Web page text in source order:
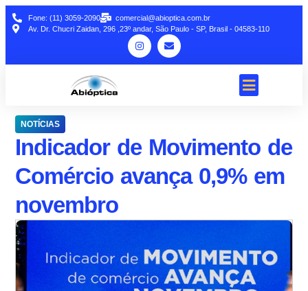
Fone: (11) 3059-2090
comercial@abioptica.com.br
Av. Dr. Chucri Zaidan, 296 ,23º andar, São Paulo - SP, Brasil - 04583-110
NOTÍCIAS
Indicador de Movimento de
Comércio avança 0,9% em
novembro